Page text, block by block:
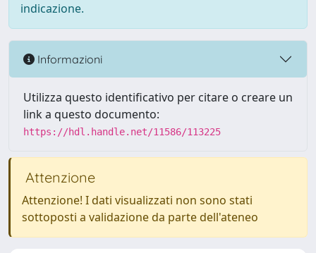
indicazione.
Informazioni
Utilizza questo identificativo per citare o creare un
link a questo documento:
https://hdl.handle.net/11586/113225
Attenzione
Attenzione! I dati visualizzati non sono stati
sottoposti a validazione da parte dell'ateneo